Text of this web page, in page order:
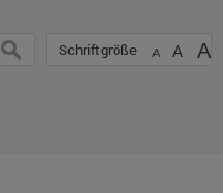
Schriftgröße A A A
suchen